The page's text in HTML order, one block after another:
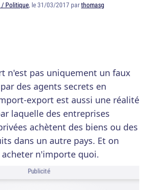
Politique, le 31/03/2017 parthomasg
n'est pas uniquement un faux
des agents secrets en
export est aussi une réalité
laquelle des entreprises
achètent des biens ou des
dans un autre pays. Et on
n'importe quoi.
Publicité